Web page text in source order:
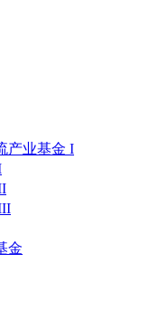
产业基金 I
金